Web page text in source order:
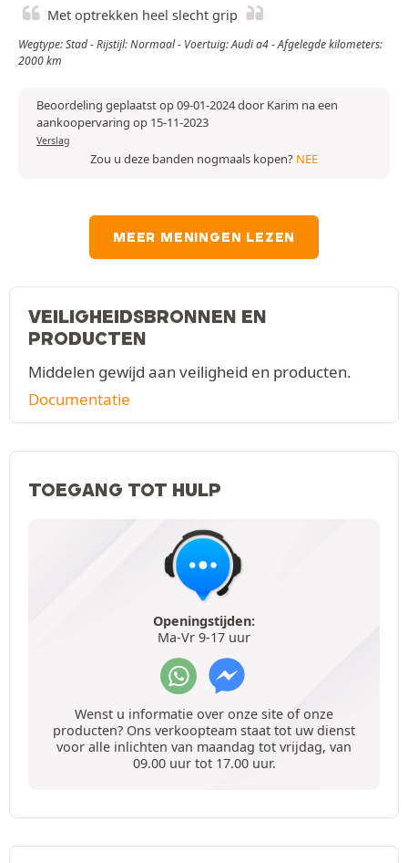
Met optrekken heel slecht grip
Wegtype: Stad - Rijstijl: Normaal - Voertuig: Audi a4 - Afgelegde kilometers:
2000 km
Beoordeling geplaatst op 09-01-2024 door Karim na een
aankoopervaring op 15-11-2023
Verslag
Zou u deze banden nogmaals kopen? NEE
MEER MENINGEN LEZEN
VEILIGHEIDSBRONNEN EN
PRODUCTEN
Middelen gewijd aan veiligheid en producten.
Documentatie
TOEGANG TOT HULP
Openingstijden:
Ma-Vr 9-17 uur
Wenst u informatie over onze site of onze
producten? Ons verkoopteam staat tot uw dienst
voor alle inlichten van maandag tot vrijdag, van
09.00 uur tot 17.00 uur.